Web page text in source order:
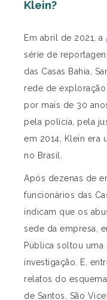
Klein?
Em abril de 2021, a
série de
das Casas Bahia,
rede de
por mais de 30
pela polícia, pela
em 2014, Klein era
no Brasil.
Após dezenas de
funcionários das
indicam que os
sede da empresa,
Pública soltou uma
investigação. E,
relatos do
de Santos, São